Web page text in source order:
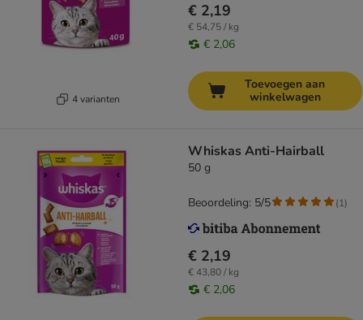
4 varianten
€ 2,19
€ 54,75 / kg
€ 2,06
Toevoegen aan
winkelwagen
Whiskas Anti-Hairball
50 g
€ 2,19
€ 43,80 / kg
€ 2,06
Beoordeling: 5/5 (1)